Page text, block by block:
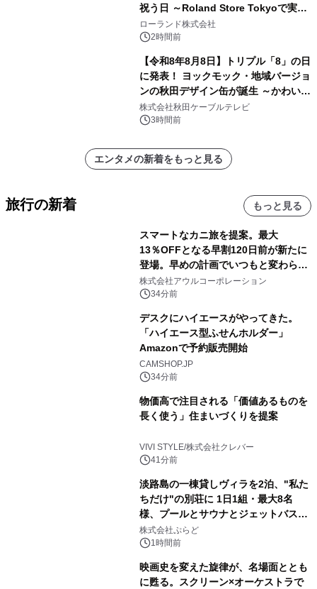
祝う日 ～Roland Store Tokyoで実機
を展示しての 記念キャンペーンを開
催 英国ラジオ「NTS」の 特別プログ
アーティストを フィーチャーしたアニ
メーションを公開～
ローランド株式会社
2時間前
【令和8年8月8日】トリプル「8」の日
に発表！ ヨックモック・地域バージョ
ンの秋田デザイン缶が誕生 ～かわいい
秋田犬の子犬と秋田の四季と名所を巡
るパッケージ～ 9月1日(火)秋田県内で
株式会社秋田ケーブルテレビ
3時間前
エンタメの新着をもっと見る
旅行の新着 もっと見る
スマートなカニ旅を提案。最大
13％OFFとなる早割120日前が新たに
登場。早めの計画でいつもと変わらぬ
大人の冬旅を。ー夕日ヶ浦温泉「佳松
苑 別邸ふうか」ー
株式会社アウルコーポレーション
34分前
デスクにハイエースがやってきた。
「ハイエース型ふせんホルダー」
Amazonで予約販売開始
CAMSHOP.JP
34分前
物価高で注目される「価値あるものを
長く使う」住まいづくりを提案
VIVI STYLE/株式会社クレバー
41分前
淡路島の一棟貸しヴィラを2泊、"私た
ちだけ"の別荘に 1日1組・最大8名
様、プールとサウナとジェットバス付
きで Villa Mon Temps AWAJIの連泊
素泊りプラン
株式会社ぷらど
1時間前
映画史を変えた旋律が、名場面ととも
に甦る。スクリーン×オーケストラで